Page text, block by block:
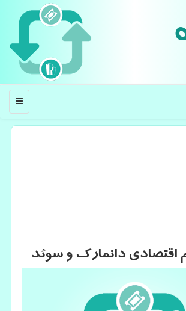
منو
اقتصادی دانمارك و سوئد